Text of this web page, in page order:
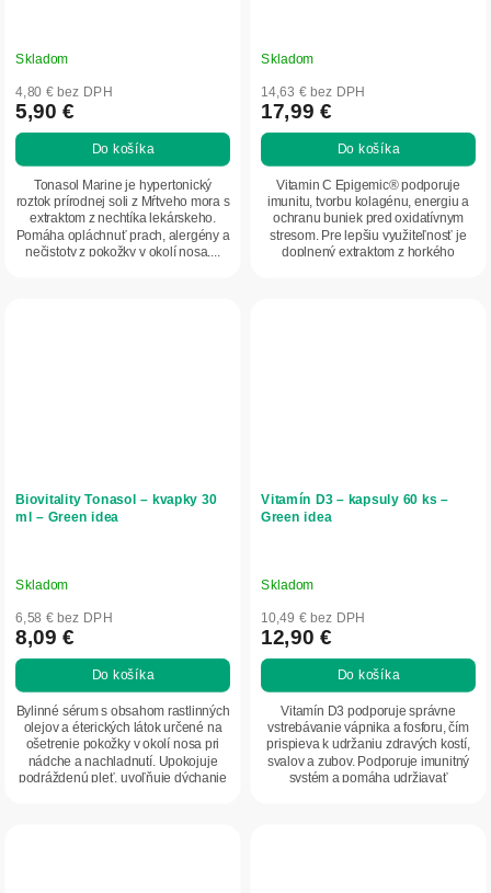
Skladom
4,80 € bez DPH
5,90 €
Do košíka
Tonasol Marine je hypertonický
roztok prírodnej soli z Mŕtveho mora s
extraktom z nechtíka lekárskeho.
Pomáha opláchnuť prach, alergény a
nečistoty z pokožky v okolí nosa,...
Skladom
14,63 € bez DPH
17,99 €
Do košíka
Vitamin C Epigemic® podporuje
imunitu, tvorbu kolagénu, energiu a
ochranu buniek pred oxidatívnym
stresom. Pre lepšiu využiteľnosť je
doplnený extraktom z horkého
Biovitality Tonasol – kvapky 30
ml – Green idea
Skladom
6,58 € bez DPH
8,09 €
Do košíka
Bylinné sérum s obsahom rastlinných
olejov a éterických látok určené na
ošetrenie pokožky v okolí nosa pri
nádche a nachladnutí. Upokojuje
podráždenú pleť, uvoľňuje dýchanie
Vitamín D3 – kapsuly 60 ks –
Green idea
Skladom
10,49 € bez DPH
12,90 €
Do košíka
Vitamín D3 podporuje správne
vstrebávanie vápnika a fosforu, čím
prispieva k udržaniu zdravých kostí,
svalov a zubov. Podporuje imunitný
systém a pomáha udržiavať